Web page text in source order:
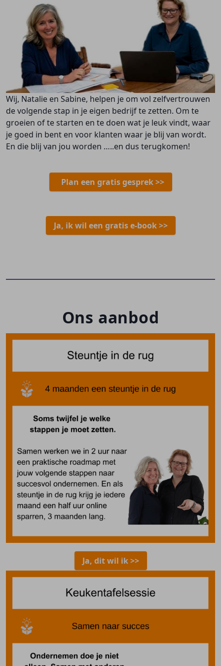
Wij, Natalie en Sabine, helpen je om vol zelfvertrouwen
de volgende stap in je eigen bedrijf te zetten. Om te
groeien of te starten en te doen wat je leuk vindt, waar
je goed in bent en voor klanten waar je blij van wordt.
En die blij van jou worden …..en dus terugkomen!
Plan een gratis gesprek >>
Ja, ik wil een gratis e-book >>
Ons aanbod
Ja, dit wil ik >>